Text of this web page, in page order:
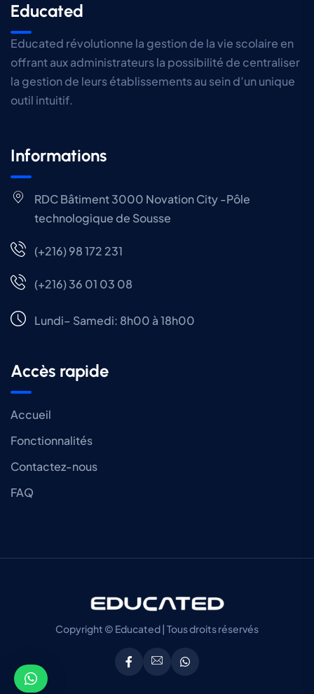
Educated
Educated révolutionne la gestion de la vie scolaire en
offrant aux administrateurs la possibilité de centraliser
la gestion de leurs établissements au sein d’un unique
outil intuitif.
Informations
RDC Bâtiment 3000 Novation City -Pôle
technologique de Sousse
(+216) 98 172 231
(+216) 36 01 03 08
Lundi– Samedi: 8h00 à 18h00
Accès rapide
Accueil
Fonctionnalités
Contactez-nous
FAQ
Copyright © Educated | Tous droits réservés